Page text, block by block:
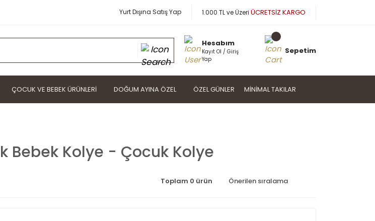
Yurt Dışına Satış Yap 1.000 TL ve Üzeri ÜCRETSİZ KARGO
Hesabım
Kayıt Ol / Giriş
Yap
Sepetim
ÇOCUK VE BEBEK ÜRÜNLERI DOĞUM AYINA ÖZEL ÖZEL GÜNLER MINIMAL TAKILAR
Bebek Kolye - Çocuk Kolye
Toplam 0 ürün